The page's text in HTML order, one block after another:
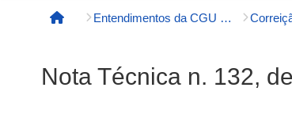
Página inicial
Entendimentos da CGU e órgãos externos
Nota Técnica n. 132,